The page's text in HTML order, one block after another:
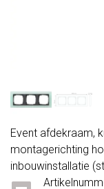
Event afdekraam,
montagerichting
inbouwinstallatie